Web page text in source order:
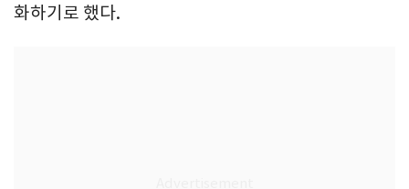
화하기로 했다.